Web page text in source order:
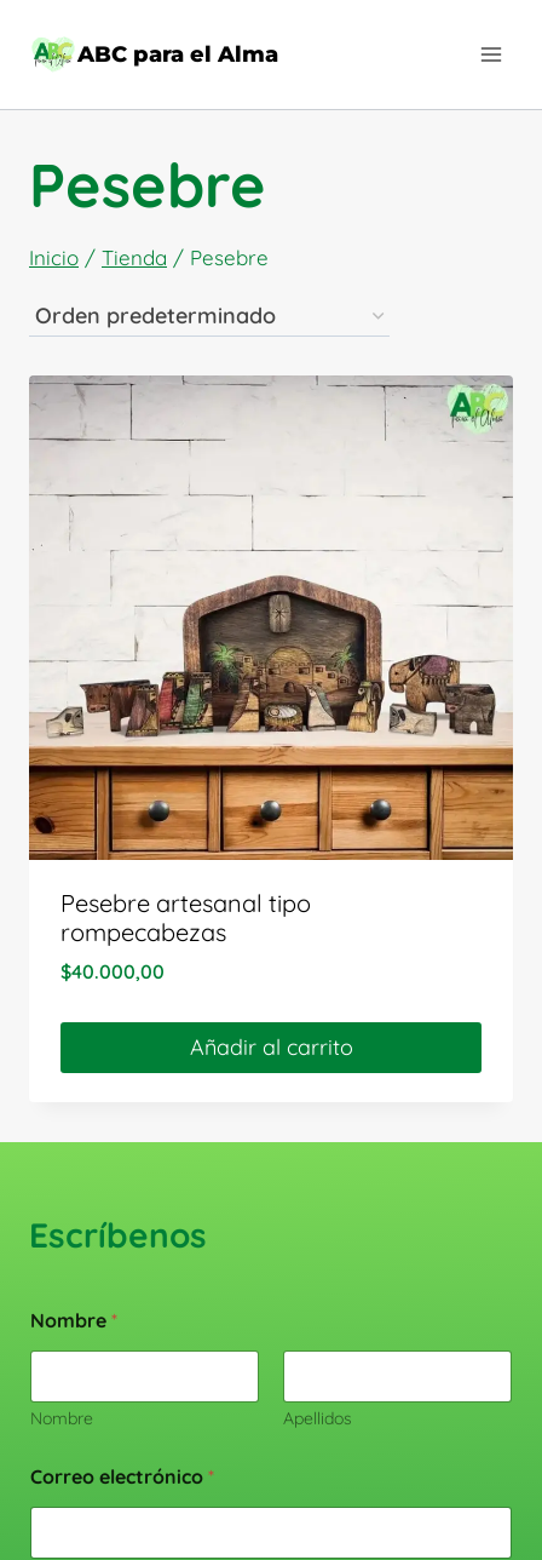
ABC para el Alma
Pesebre
Inicio / Tienda / Pesebre
Pesebre artesanal tipo
rompecabezas
$40.000,00
Añadir al carrito
Escríbenos
Nombre *
Nombre Apellidos
Correo electrónico *